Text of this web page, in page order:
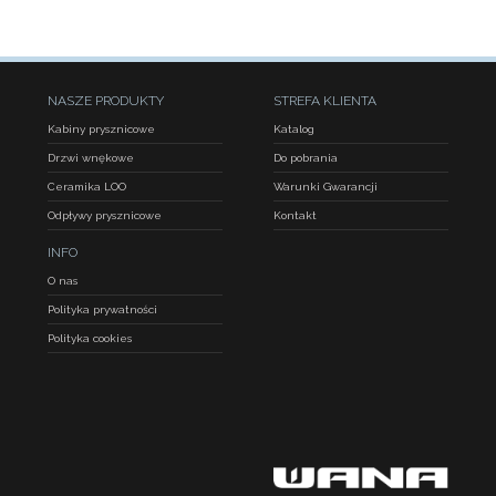
NASZE PRODUKTY
Kabiny prysznicowe
Drzwi wnękowe
Ceramika LOO
Odpływy prysznicowe
STREFA KLIENTA
Katalog
Do pobrania
Warunki Gwarancji
Kontakt
INFO
O nas
Polityka prywatności
Polityka cookies